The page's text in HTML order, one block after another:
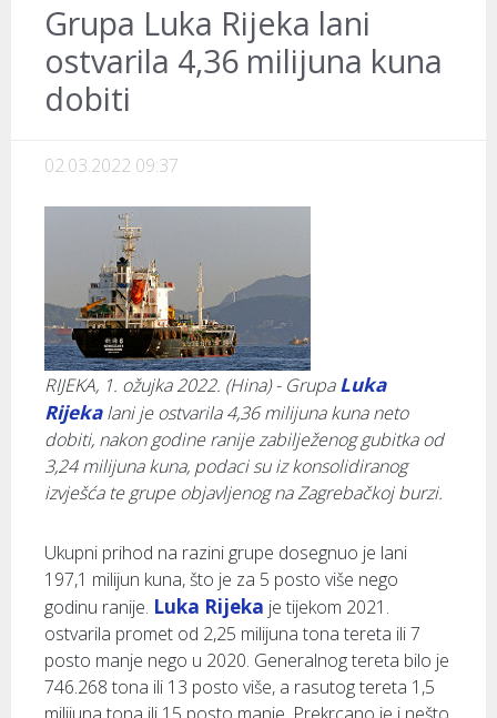
Grupa Luka Rijeka lani
ostvarila 4,36 milijuna kuna
dobiti
02.03.2022 09:37
RIJEKA, 1. ožujka 2022. (Hina) - GrupaLuka
Rijekalani je ostvarila 4,36 milijuna kuna neto
dobiti, nakon godine ranije zabilježenog gubitka od
3,24 milijuna kuna, podaci su iz konsolidiranog
izvješća te grupe objavljenog na Zagrebačkoj burzi.
Ukupni prihod na razini grupe dosegnuo je lani
197,1 milijun kuna, što je za 5 posto više nego
godinu ranije. Luka Rijeka je tijekom 2021.
ostvarila promet od 2,25 milijuna tona tereta ili 7
posto manje nego u 2020. Generalnog tereta bilo je
746.268 tona ili 13 posto više, a rasutog tereta 1,5